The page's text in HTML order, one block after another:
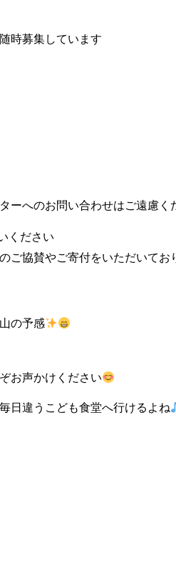
時募集しています
ーへのお問い合わせはご遠慮く
ください
ご協賛やご寄付をいただいてお
の予感
お声かけください
日違うこども食堂へ行けるよね